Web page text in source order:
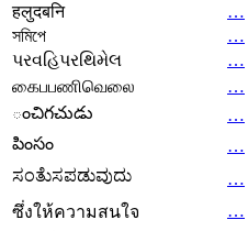
हलुदबनि
…
সমিপে
…
પરવહિપરથિમેલ
…
கைபபணிவெலை
…
ంచిగచుడు
…
పింసం
…
ಸಂತೆುಸಪಡುವುದು
…
ซึ่งให้ความสนใจ
…